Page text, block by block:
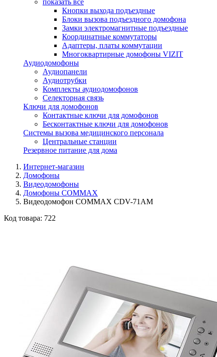
Кнопки выхода подъездные
Блоки вызова подъездного домофона
Замки электромагнитные подъездные
Координатные коммутаторы
Адаптеры, платы коммутации
Многоквартирные домофоны VIZIT
Аудиодомофоны
Аудиопанели
Аудиотрубки
Комплекты аудиодомофонов
Селекторная связь
Ключи для домофонов
Контактные ключи для домофонов
Бесконтактные ключи для домофонов
Системы вызова медицинского персонала
Центральные станции
Резервное питание для дома
Интернет-магазин
Домофоны
Видеодомофоны
Домофоны COMMAX
Видеодомофон COMMAX CDV-71AM
Код товара: 722